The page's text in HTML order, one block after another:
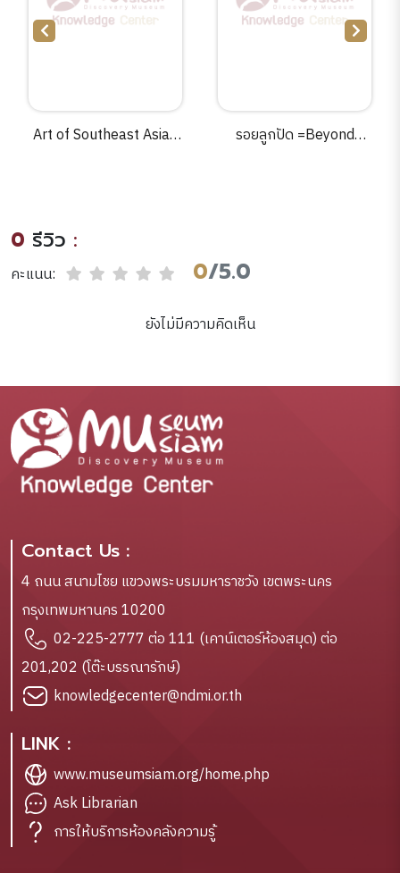
Art of Southeast Asian
รอยลูกปัด =Beyond
0 รีวิว :
คะแนน: 0/5.0
ยังไม่มีความคิดเห็น
Contact Us :
4 ถนน สนามไชย แขวงพระบรมมหาราชวัง เขตพระนคร
กรุงเทพมหานคร 10200
02-225-2777 ต่อ 111 (เคาน์เตอร์ห้องสมุด) ต่อ
201,202 (โต๊ะบรรณารักษ์)
knowledgecenter@ndmi.or.th
LINK :
www.museumsiam.org/home.php
Ask Librarian
การให้บริการห้องคลังความรู้